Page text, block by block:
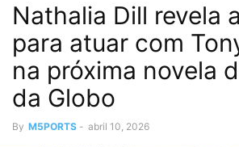
Nathalia Dill revela
para atuar com
na próxima novela
da Globo
By M5PORTS - abril 10, 2026